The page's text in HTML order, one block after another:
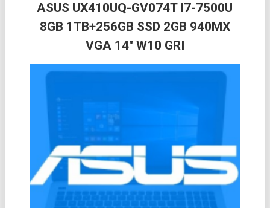
ASUS UX410UQ-GV074T I7-7500U
8GB 1TB+256GB SSD 2GB 940MX
VGA 14″ W10 GRI
navigation